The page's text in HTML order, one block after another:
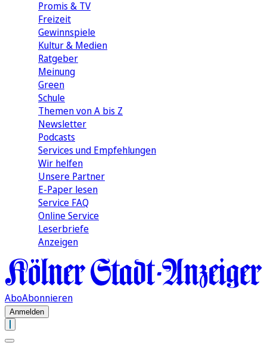
Promis & TV
Freizeit
Gewinnspiele
Kultur & Medien
Ratgeber
Meinung
Green
Schule
Themen von A bis Z
Newsletter
Podcasts
Services und Empfehlungen
Wir helfen
Unsere Partner
E-Paper lesen
Service FAQ
Online Service
Leserbriefe
Anzeigen
AboAbonnieren
Anmelden